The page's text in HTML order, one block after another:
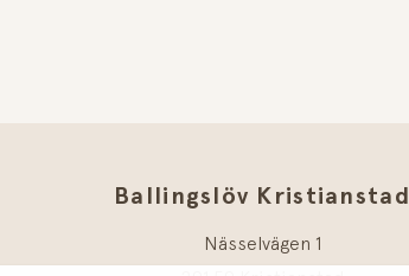
Ballingslöv Kristianstad
Nässelvägen 1